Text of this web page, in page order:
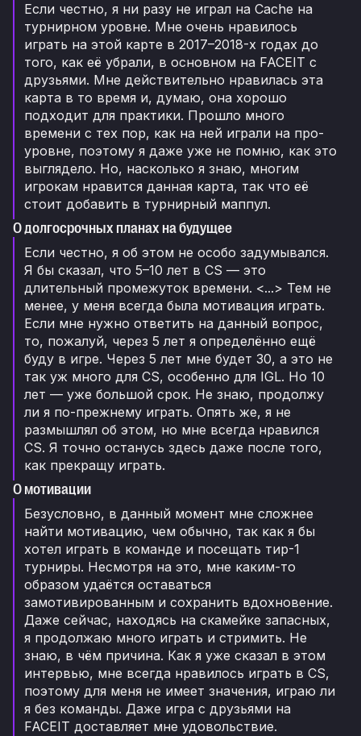
Если честно, я ни разу не играл на Cache на
турнирном уровне. Мне очень нравилось
играть на этой карте в 2017–2018-х годах до
того, как её убрали, в основном на FACEIT с
друзьями. Мне действительно нравилась эта
карта в то время и, думаю, она хорошо
подходит для практики. Прошло много
времени с тех пор, как на ней играли на про-
уровне, поэтому я даже уже не помню, как это
выглядело. Но, насколько я знаю, многим
игрокам нравится данная карта, так что её
стоит добавить в турнирный маппул.
О долгосрочных планах на будущее
Если честно, я об этом не особо задумывался.
Я бы сказал, что 5–10 лет в CS — это
длительный промежуток времени. <...> Тем не
менее, у меня всегда была мотивация играть.
Если мне нужно ответить на данный вопрос,
то, пожалуй, через 5 лет я определённо ещё
буду в игре. Через 5 лет мне будет 30, а это не
так уж много для CS, особенно для IGL. Но 10
лет — уже большой срок. Не знаю, продолжу
ли я по-прежнему играть. Опять же, я не
размышлял об этом, но мне всегда нравился
CS. Я точно останусь здесь даже после того,
как прекращу играть.
О мотивации
Безусловно, в данный момент мне сложнее
найти мотивацию, чем обычно, так как я бы
хотел играть в команде и посещать тир-1
турниры. Несмотря на это, мне каким-то
образом удаётся оставаться
замотивированным и сохранить вдохновение.
Даже сейчас, находясь на скамейке запасных,
я продолжаю много играть и стримить. Не
знаю, в чём причина. Как я уже сказал в этом
интервью, мне всегда нравилось играть в CS,
поэтому для меня не имеет значения, играю ли
я без команды. Даже игра с друзьями на
FACEIT доставляет мне удовольствие.